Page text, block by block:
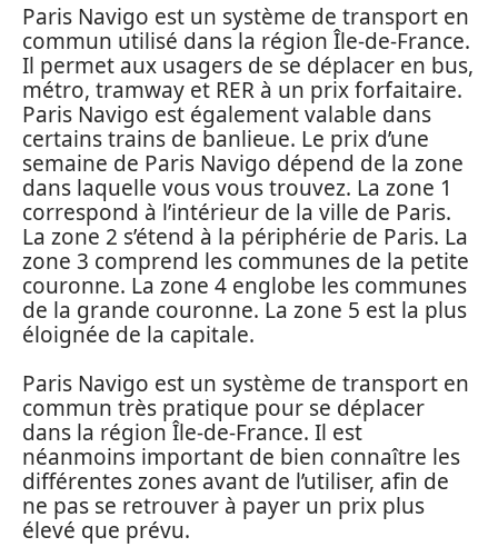
Paris Navigo est un système de transport en
commun utilisé dans la région Île-de-France.
Il permet aux usagers de se déplacer en bus,
métro, tramway et RER à un prix forfaitaire.
Paris Navigo est également valable dans
certains trains de banlieue. Le prix d’une
semaine de Paris Navigo dépend de la zone
dans laquelle vous vous trouvez. La zone 1
correspond à l’intérieur de la ville de Paris.
La zone 2 s’étend à la périphérie de Paris. La
zone 3 comprend les communes de la petite
couronne. La zone 4 englobe les communes
de la grande couronne. La zone 5 est la plus
éloignée de la capitale.
Paris Navigo est un système de transport en
commun très pratique pour se déplacer
dans la région Île-de-France. Il est
néanmoins important de bien connaître les
différentes zones avant de l’utiliser, afin de
ne pas se retrouver à payer un prix plus
élevé que prévu.